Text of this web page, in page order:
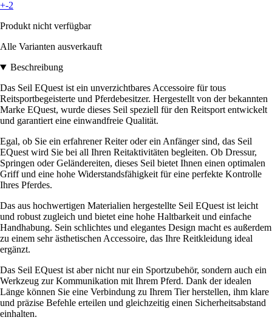
+-2
Produkt nicht verfügbar
Alle Varianten ausverkauft
Beschreibung
Das Seil EQuest ist ein unverzichtbares Accessoire für tous
Reitsportbegeisterte und Pferdebesitzer. Hergestellt von der bekannten
Marke EQuest, wurde dieses Seil speziell für den Reitsport entwickelt
und garantiert eine einwandfreie Qualität.
Egal, ob Sie ein erfahrener Reiter oder ein Anfänger sind, das Seil
EQuest wird Sie bei all Ihren Reitaktivitäten begleiten. Ob Dressur,
Springen oder Geländereiten, dieses Seil bietet Ihnen einen optimalen
Griff und eine hohe Widerstandsfähigkeit für eine perfekte Kontrolle
Ihres Pferdes.
Das aus hochwertigen Materialien hergestellte Seil EQuest ist leicht
und robust zugleich und bietet eine hohe Haltbarkeit und einfache
Handhabung. Sein schlichtes und elegantes Design macht es außerdem
zu einem sehr ästhetischen Accessoire, das Ihre Reitkleidung ideal
ergänzt.
Das Seil EQuest ist aber nicht nur ein Sportzubehör, sondern auch ein
Werkzeug zur Kommunikation mit Ihrem Pferd. Dank der idealen
Länge können Sie eine Verbindung zu Ihrem Tier herstellen, ihm klare
und präzise Befehle erteilen und gleichzeitig einen Sicherheitsabstand
einhalten.